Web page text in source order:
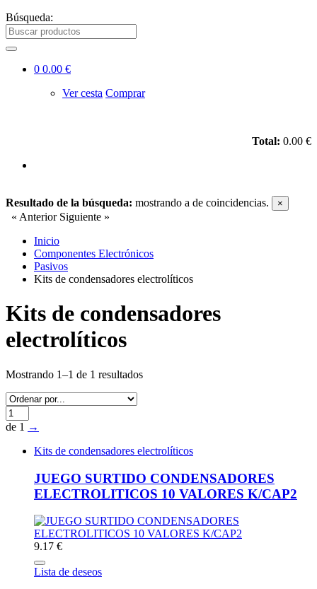
Búsqueda:
0 0.00 €
Ver cesta Comprar
Total: 0.00 €
Resultado de la búsqueda: mostrando a de coincidencias. ×
« Anterior Siguiente »
Inicio
Componentes Electrónicos
Pasivos
Kits de condensadores electrolíticos
Kits de condensadores
electrolíticos
Mostrando 1–1 de 1 resultados
de 1 →
Kits de condensadores electrolíticos
JUEGO SURTIDO CONDENSADORES
ELECTROLITICOS 10 VALORES K/CAP2
9.17 €
Lista de deseos